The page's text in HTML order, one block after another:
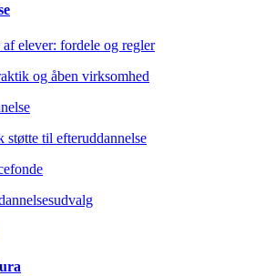
elever: fordele og regler
og åben virksomhed
til efteruddannelse